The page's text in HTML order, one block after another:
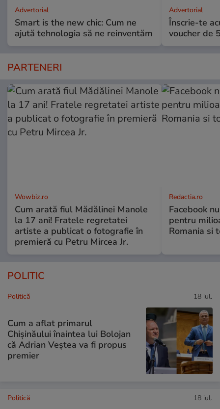
Advertorial
Smart is the new chic: Cum ne
ajută tehnologia să ne reinventăm
Advertorial
Înscrie-te
voucher de
PARTENERI
Wowbiz.ro
Cum arată fiul Mădălinei Manole
la 17 ani! Fratele regretatei
artiste a publicat o fotografie în
premieră cu Petru Mircea Jr.
Redactia.ro
Facebook
pentru
Romania si
POLITIC
Politică 18 iul.
Cum a aflat primarul
Chișinăului înaintea lui Bolojan
că Adrian Veștea va fi propus
premier
Politică 18 iul.